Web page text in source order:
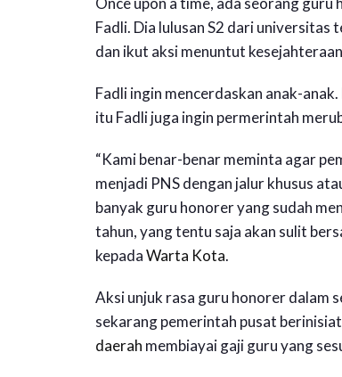
Fadli. Dia lulusan S2 dari
dan ikut aksi menuntut
Fadli ingin mencerdaskan anak-
itu Fadli juga ingin permerintah
“Kami benar-benar meminta agar
menjadi PNS dengan jalur khusus
banyak guru honorer yang sudah
tahun, yang tentu saja akan sulit
kepadaWarta Kota.
Aksi unjuk rasa guru honorer dalam
sekarang pemerintah pusat
daerah membiayai gaji guru yang